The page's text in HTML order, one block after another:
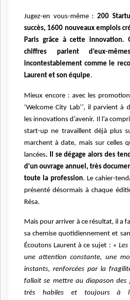
Jugez-en vous-même : 200
succès, 1600 nouveaux emplois
Paris grâce à cette innovation.
chiffres parlent d’eux-
incontestablement comme le
Laurent et son équipe.
Mieux encore : avec les
’Welcome City Lab’’, il parvient à
les innovations d’avenir. Il l’a
start-up ne travaillent déjà plus
marchent à date, mais sur celles
lancées. Il se dégage alors des
d’un ouvrage annuel, très
toute la profession. Le cahier-
présenté désormais à chaque
Résa.
Mais pour arriver à ce résultat, il a
sa chemise quotidiennement et
Écoutons Laurent à ce sujet : «
une attention constante, une
instants, renforcées par la
fallait se mettre au diapason des
très habiles et toujours à